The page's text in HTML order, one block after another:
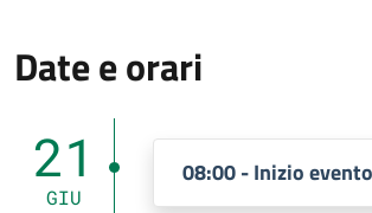
Date e orari
21
GIU
08:00 - Inizio evento